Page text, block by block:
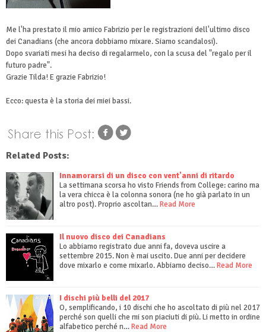
Me l'ha prestato il mio amico Fabrizio per le registrazioni dell'ultimo disco
dei Canadians (che ancora dobbiamo mixare. Siamo scandalosi).
Dopo svariati mesi ha deciso di regalarmelo, con la scusa del "regalo per il
futuro padre".
Grazie Tilda! E grazie Fabrizio!
Ecco: questa è la storia dei miei bassi.
Related Posts:
Innamorarsi di un disco con vent'anni di ritardo
La settimana scorsa ho visto Friends from College: carino ma
la vera chicca è la colonna sonora (ne ho già parlato in un
altro post). Proprio ascoltan…Read More
Il nuovo disco dei Canadians
Lo abbiamo registrato due anni fa, doveva uscire a
settembre 2015. Non è mai uscito. Due anni per decidere
dove mixarlo e come mixarlo. Abbiamo deciso…Read More
I dischi più belli del 2017
O, semplificando, i 10 dischi che ho ascoltato di più nel 2017
perché son quelli che mi son piaciuti di più. Li metto in ordine
alfabetico perché n…Read More